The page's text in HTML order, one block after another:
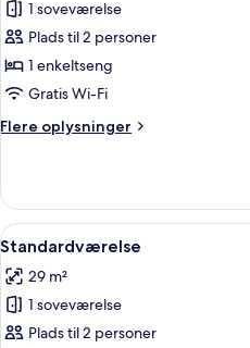
af
Premium-
værelse
1 soveværelse
Plads til 2 personer
1 enkeltseng
Gratis Wi-Fi
Flere oplysninger
Flere
værelse
Indlæs
alle
billeder
af
Standardværelse
14
Standardværelse
29 m²
1 soveværelse
Plads til 2 personer